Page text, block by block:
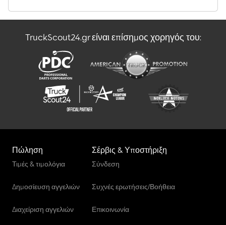
TruckScout24.gr είναι επίσημος χορηγός του:
Πώληση
Τιμές & τιμολόγια
Δημοσίευση αγγελιών
Διαχείριση αγγελιών
Σέρβις & Υποστήριξη
Σύνδεση
Συχνές ερωτήσεις/Βοήθεια
Επικοινωνία